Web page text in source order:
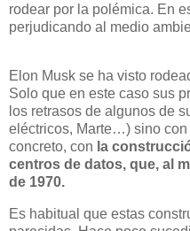
rodear por la polémica. En
perjudicando al medio
Elon Musk se ha visto
Solo que en este caso sus
los retrasos de algunos de
eléctricos, Marte…) sino
concreto, con la
centros de datos, que, al
de 1970.
Es habitual que estas